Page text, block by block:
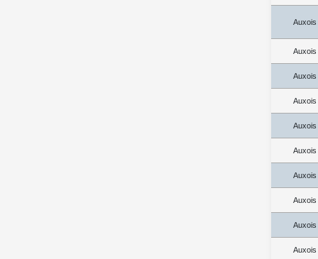
Auxois
Auxois
Auxois
Auxois
Auxois
Auxois
Auxois
Auxois
Auxois
Auxois